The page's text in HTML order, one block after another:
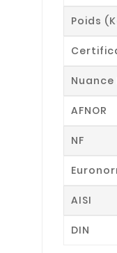
Poids
AFNOR
NF
AISI
DIN